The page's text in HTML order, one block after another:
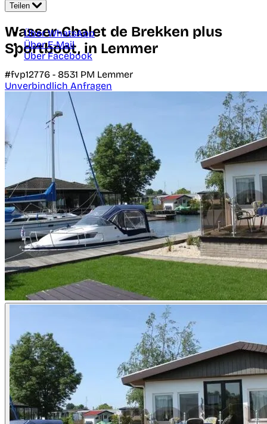
Teilen
Über WhatsApp
Über E-Mail
Über Facebook
Wasser-Chalet de Brekken plus
Sportboot, in Lemmer
#fvp12776 - 8531 PM Lemmer
Unverbindlich Anfragen